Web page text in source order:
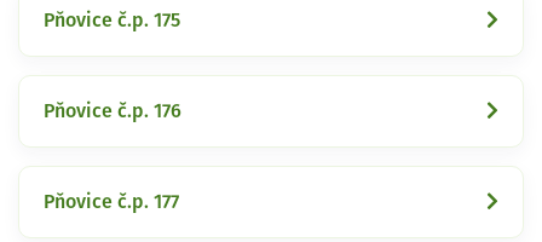
Pňovice č.p. 175
Pňovice č.p. 176
Pňovice č.p. 177